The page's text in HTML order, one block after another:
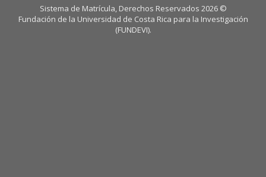
Sistema de Matrícula, Derechos Reservados 2026 ©
Fundación de la Universidad de Costa Rica para la Investigación
(FUNDEVI).